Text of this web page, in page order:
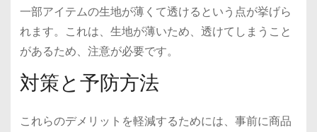
一部アイテムの生地が薄くて透けるという点が挙げら
れます。これは、生地が薄いため、透けてしまうこと
があるため、注意が必要です。
対策と予防方法
これらのデメリットを軽減するためには、事前に商品